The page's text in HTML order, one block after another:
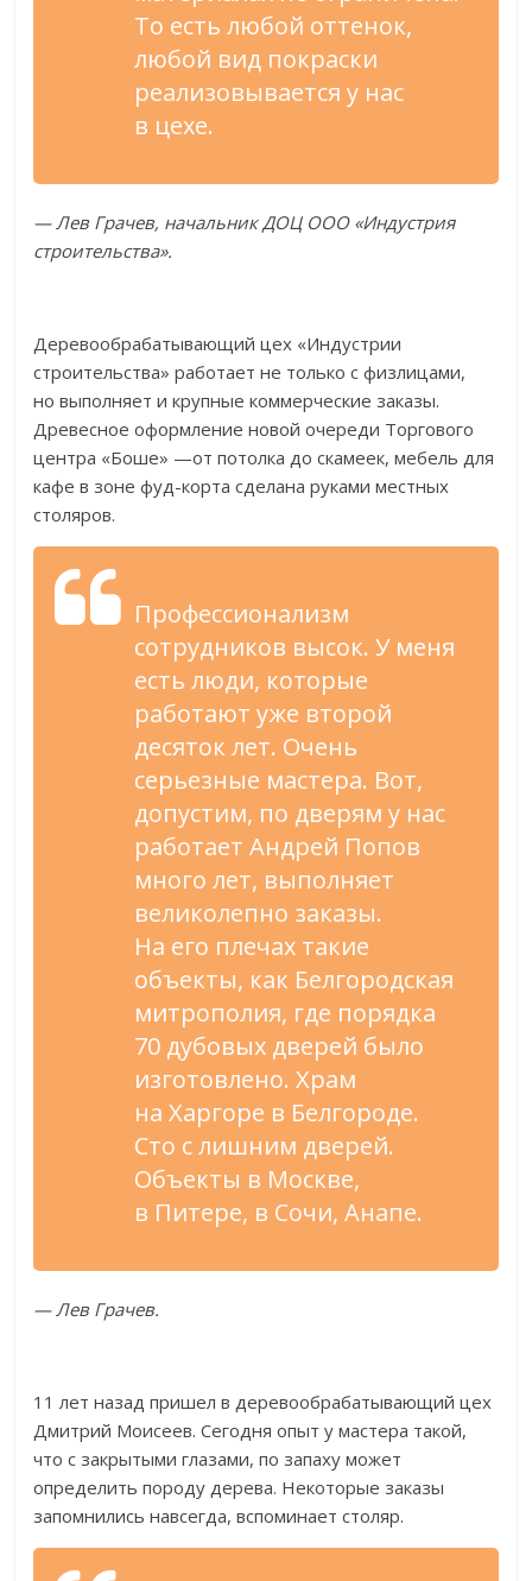
То есть любой оттенок,
любой вид покраски
реализовывается у нас
в цехе.
— Лев Грачев, начальник ДОЦ ООО «Индустрия
строительства».
Деревообрабатывающий цех «Индустрии
строительства» работает не только с физлицами,
но выполняет и крупные коммерческие заказы.
Древесное оформление новой очереди Торгового
центра «Боше» —от потолка до скамеек, мебель для
кафе в зонефуд-корта сделана руками местных
столяров.
Профессионализм
сотрудников высок. У меня
есть люди, которые
работают уже второй
десяток лет. Очень
серьезные мастера. Вот,
допустим, по дверям у нас
работает Андрей Попов
много лет, выполняет
великолепно заказы.
На его плечах такие
объекты, как Белгородская
митрополия, где порядка
70 дубовых дверей было
изготовлено. Храм
на Харгоре в Белгороде.
Сто с лишним дверей.
Объекты в Москве,
в Питере, в Сочи, Анапе.
— Лев Грачев.
11 лет назад пришел в деревообрабатывающий цех
Дмитрий Моисеев. Сегодня опыт у мастера такой,
что с закрытыми глазами, по запаху может
определить породу дерева. Некоторые заказы
запомнились навсегда, вспоминает столяр.